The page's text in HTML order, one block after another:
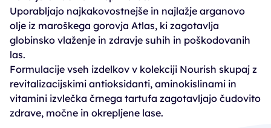
Uporabljajo najkakovostnejše in najlažje arganovo
olje iz maroškega gorovja Atlas, ki zagotavlja
globinsko vlaženje in zdravje suhih in poškodovanih
las.
Formulacije vseh izdelkov v kolekciji Nourish skupaj z
revitalizacijskimi antioksidanti, aminokislinami in
vitamini izvlečka črnega tartufa zagotavljajo čudovito
zdrave, močne in okrepljene lase.